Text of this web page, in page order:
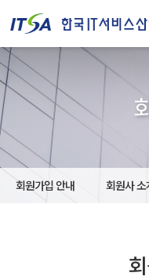
회원가입 안내 회원사 소